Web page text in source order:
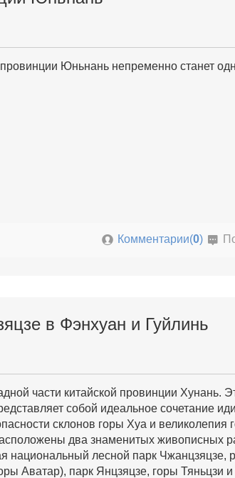
Юньнань непременно станет
Комментарии(0)
в Фэнхуан и Гуйлинь
части китайской провинции Хунань.
собой идеальное сочетание
склонов горы Хуа и великолепия
два знаменитых живописных
национальный лесной парк Чжанцзяцзе,
Аватар), парк Янцзяцзе, горы Тяньцзи и